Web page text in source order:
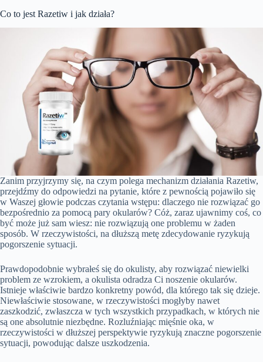
Co to jest Razetiw i jak działa?
Zanim przyjrzymy się, na czym polega mechanizm działania Razetiw,
przejdźmy do odpowiedzi na pytanie, które z pewnością pojawiło się
w Waszej głowie podczas czytania wstępu: dlaczego nie rozwiązać go
bezpośrednio za pomocą pary okularów? Cóż, zaraz ujawnimy coś, co
być może już sam wiesz: nie rozwiązują one problemu w żaden
sposób. W rzeczywistości, na dłuższą metę zdecydowanie ryzykują
pogorszenie sytuacji.
Prawdopodobnie wybrałeś się do okulisty, aby rozwiązać niewielki
problem ze wzrokiem, a okulista odradza Ci noszenie okularów.
Istnieje właściwie bardzo konkretny powód, dla którego tak się dzieje.
Niewłaściwie stosowane, w rzeczywistości mogłyby nawet
zaszkodzić, zwłaszcza w tych wszystkich przypadkach, w których nie
są one absolutnie niezbędne. Rozluźniając mięśnie oka, w
rzeczywistości w dłuższej perspektywie ryzykują znaczne pogorszenie
sytuacji, powodując dalsze uszkodzenia.